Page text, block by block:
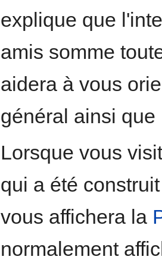
explique que
amis somme
aidera à vous
général ainsi
Lorsque vous
qui a été
vous affichera la
normalement